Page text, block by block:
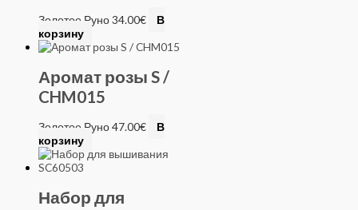
Золотое Руно34.00€
В
корзину
Аромат розы S /
CHM015
Золотое Руно47.00€
В
корзину
Набор для